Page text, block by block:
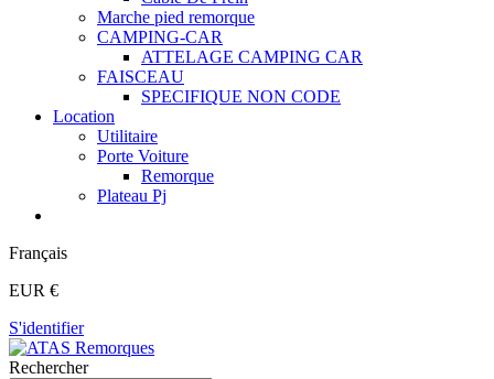
Marche pied remorque
CAMPING-CAR
ATTELAGE CAMPING CAR
FAISCEAU
SPECIFIQUE NON CODE
Location
Utilitaire
Porte Voiture
Remorque
Plateau Pj
Français
EUR €
S'identifier
Rechercher